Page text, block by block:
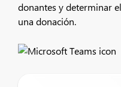
donantes y determinar
una donación.